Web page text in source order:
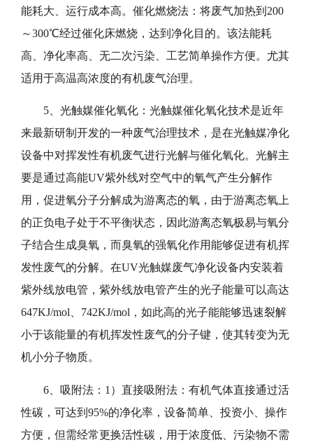
能耗大、运行成本高。催化燃烧法：将废气加热到200
～300℃经过催化床燃烧，达到净化目的。该法能耗
高、净化率高、无二次污染、工艺简单操作方便。尤其
适用于高温高浓度的有机废气治理。
5、光触媒催化氧化：光触媒催化氧化技术是近年
来最新研制开发的一种废气治理技术，是在光触媒净化
设备中对挥发性有机废气进行光解与催化氧化。光解主
要是通过高能UV紫外线对空气中的氧气产生分解作
用，促进氧分子分解成为游离态的氧，由于游离态氧上
的正负电子处于不平衡状态，因此游离态氧极易与氧分
子结合生成臭氧，而臭氧的强氧化作用能够促进有机挥
发性废气的分解。在UV光触媒废气净化设备内安装着
紫外线放电管，紫外线放电管产生的光子能量可以高达
647KJ/mol、742KJ/mol，如此高的光子能能够迅速裂解
小于该能量的有机挥发性废气的分子键，使其转变为无
机小分子物质。
6、吸附法：1）直接吸附法：有机气体直接通过活
性碳，可达到95%的净化率，设备简单、投资小、操作
方便，但需经常更换活性碳，用于浓度低、污染物不需